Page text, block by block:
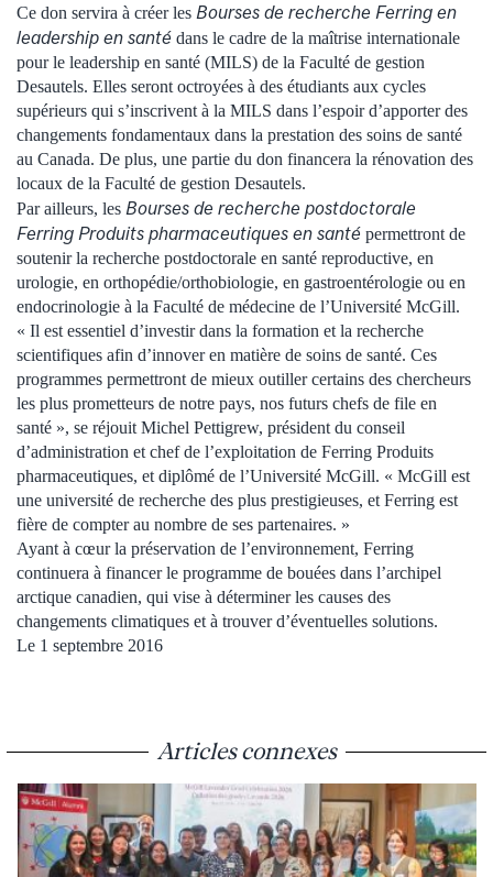
Ce don servira à créer les Bourses de recherche Ferring en
leadership en santé dans le cadre de la maîtrise internationale
pour le leadership en santé (MILS) de la Faculté de gestion
Desautels. Elles seront octroyées à des étudiants aux cycles
supérieurs qui s’inscrivent à la MILS dans l’espoir d’apporter des
changements fondamentaux dans la prestation des soins de santé
au Canada. De plus, une partie du don financera la rénovation des
locaux de la Faculté de gestion Desautels.
Par ailleurs, les Bourses de recherche postdoctorale
Ferring Produits pharmaceutiques en santé permettront de
soutenir la recherche postdoctorale en santé reproductive, en
urologie, en orthopédie/orthobiologie, en gastroentérologie ou en
endocrinologie à la Faculté de médecine de l’Université McGill.
« Il est essentiel d’investir dans la formation et la recherche
scientifiques afin d’innover en matière de soins de santé. Ces
programmes permettront de mieux outiller certains des chercheurs
les plus prometteurs de notre pays, nos futurs chefs de file en
santé », se réjouit Michel Pettigrew, président du conseil
d’administration et chef de l’exploitation de Ferring Produits
pharmaceutiques, et diplômé de l’Université McGill. « McGill est
une université de recherche des plus prestigieuses, et Ferring est
fière de compter au nombre de ses partenaires. »
Ayant à cœur la préservation de l’environnement, Ferring
continuera à financer le programme de bouées dans l’archipel
arctique canadien, qui vise à déterminer les causes des
changements climatiques et à trouver d’éventuelles solutions.
Le 1 septembre 2016
Articles connexes